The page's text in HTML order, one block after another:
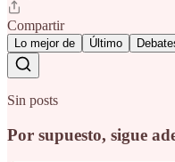
Compartir
Lo mejor de Último
Sin posts
Por supuesto, sigue